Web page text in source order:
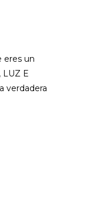
eres un
LUZ E
verdadera